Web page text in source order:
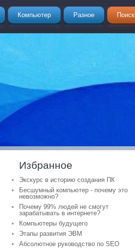
Компьютер Разное Поиск
Избранное
Экскурс в историю создания ПК
Бесшумный компьютер - почему это
невозможно?
Почему 99% людей не смогут
зарабатывать в интернете?
Компьютеры будущего
Этапы развития ЭВМ
Абсолютное руководство по SEO